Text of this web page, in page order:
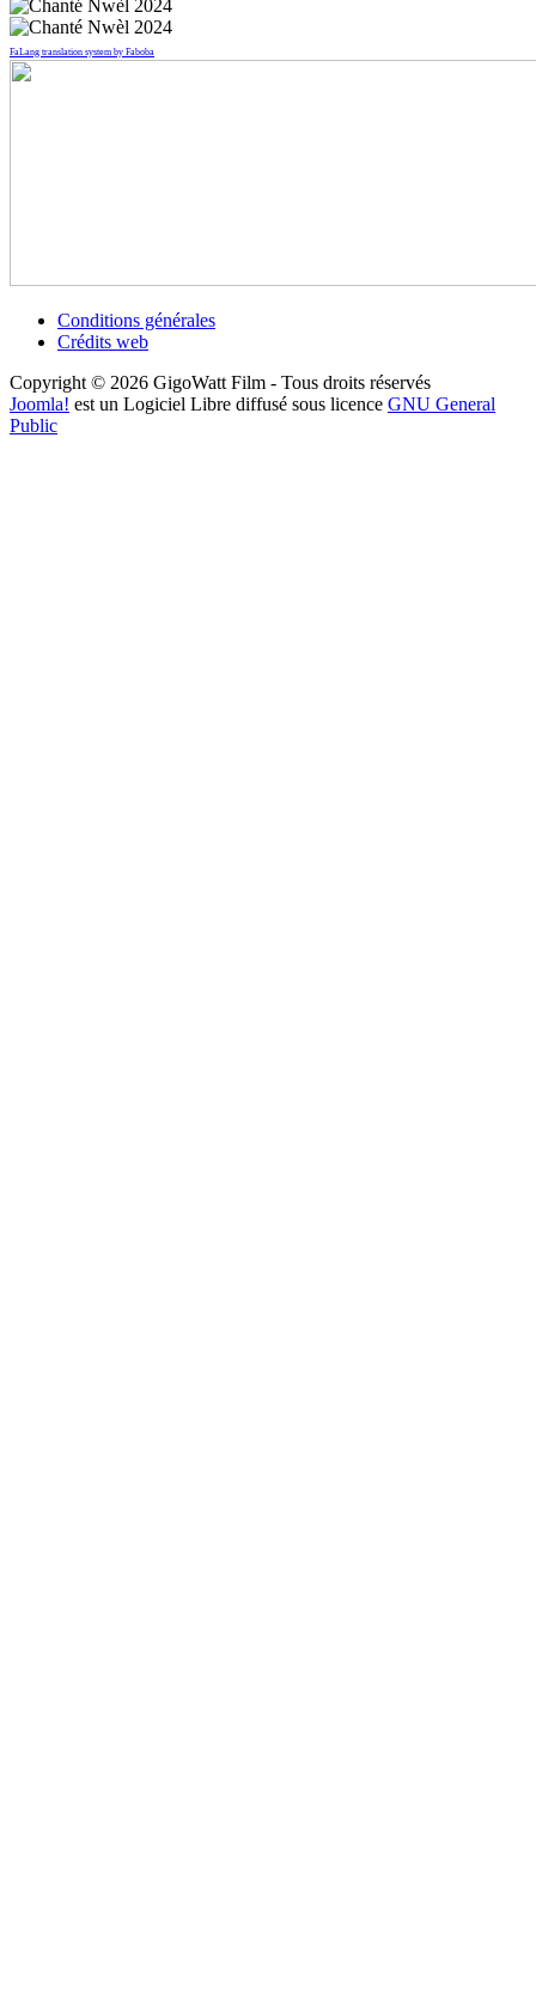
FaLang translation system by Faboba
Conditions générales
Crédits web
Copyright © 2026 GigoWatt Film - Tous droits réservés
Joomla! est un Logiciel Libre diffusé sous licence GNU General
Public